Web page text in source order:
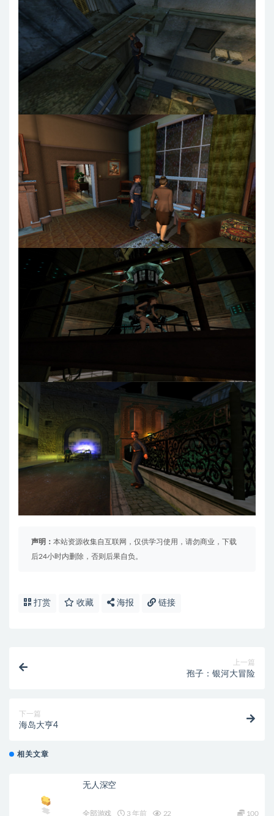
声明： 本站资源收集自互联网，仅供学习使用，请勿商业，下载
后24小时内删除，否则后果自负。
打赏 收藏 海报 链接
上一篇
孢子：银河大冒险
下一篇
海岛大亨4
相关文章
无人深空
全部游戏 3 年前 22 100